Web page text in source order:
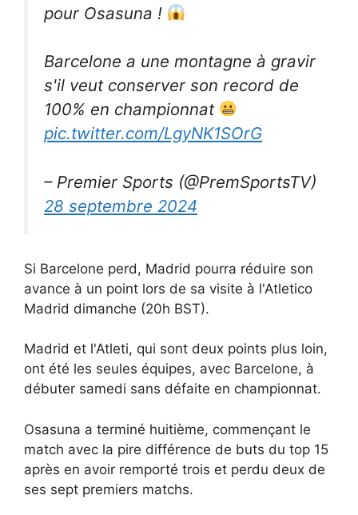
pour Osasuna !
Barcelone a une montagne à gravir
s'il veut conserver son record de
100% en championnat
pic.twitter.com/LgyNK1SOrG
– Premier Sports (@PremSportsTV)
28 septembre 2024
Si Barcelone perd, Madrid pourra réduire son
avance à un point lors de sa visite à l'Atletico
Madrid dimanche (20h BST).
Madrid et l'Atleti, qui sont deux points plus loin,
ont été les seules équipes, avec Barcelone, à
débuter samedi sans défaite en championnat.
Osasuna a terminé huitième, commençant le
match avec la pire différence de buts du top 15
après en avoir remporté trois et perdu deux de
ses sept premiers matchs.